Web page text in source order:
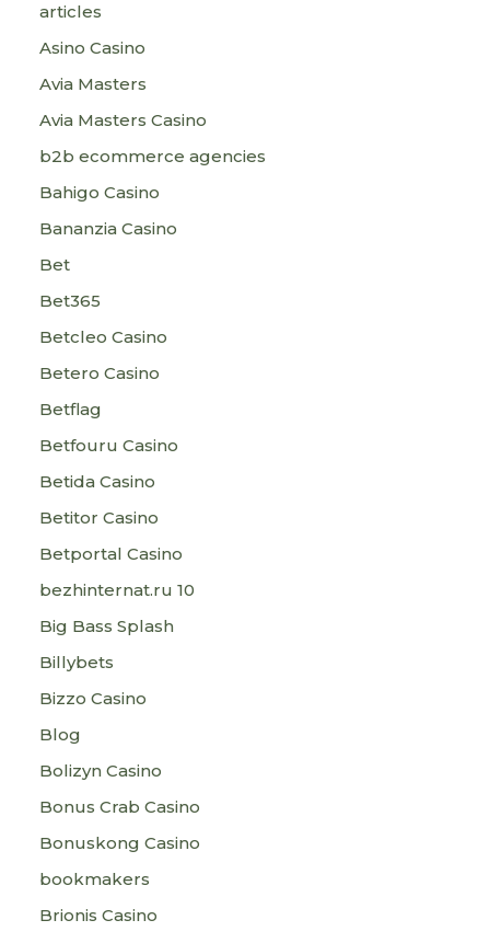
articles
Asino Casino
Avia Masters
Avia Masters Casino
b2b ecommerce agencies
Bahigo Casino
Bananzia Casino
Bet
Bet365
Betcleo Casino
Betero Casino
Betflag
Betfouru Casino
Betida Casino
Betitor Casino
Betportal Casino
bezhinternat.ru 10
Big Bass Splash
Billybets
Bizzo Casino
Blog
Bolizyn Casino
Bonus Crab Casino
Bonuskong Casino
bookmakers
Brionis Casino